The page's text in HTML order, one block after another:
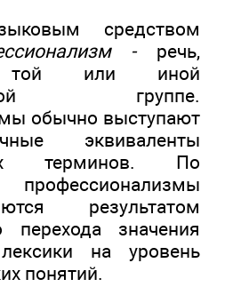
средством
-речь,
той или иной
группе.
обычно выступают
эквиваленты
терминов. По
профессионализмы
результатом
перехода значения
на уровень
понятий.